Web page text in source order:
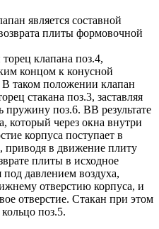
является составной
плиты формовочной
клапана поз.4,
концом к конусной
В таком положении клапан
стакана поз.3, заставляя
пружину поз.6. ВВ результате
который через окна внутри
корпуса поступает в
приводя в движение плиту
плиты в исходное
давлением воздуха,
отверстию корпуса, и
отверстие. Стакан при этом
поз.5.